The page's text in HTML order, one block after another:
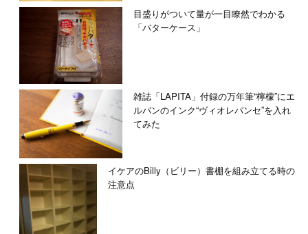
目盛りがついて量が一目瞭然でわかる
「バターケース」
雑誌「LAPITA」付録の万年筆“檸檬”にエ
ルバンのインク“ヴィオレパンセ”を入れ
てみた
イケアのBilly（ビリー）書棚を組み立てる時の
注意点